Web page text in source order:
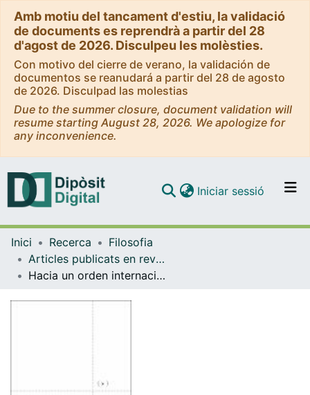
Amb motiu del tancament d'estiu, la validació
de documents es reprendrà a partir del 28
d'agost de 2026. Disculpeu les molèsties.
Con motivo del cierre de verano, la validación de
documentos se reanudará a partir del 28 de agosto
de 2026. Disculpad las molestias
Due to the summer closure, document validation will
resume starting August 28, 2026. We apologize for
any inconvenience.
Navega per tot el DD
Com publicar
Iniciar sessió (current)
Inici Recerca
Filosofia
Articles publicats en revistes (Filosofia)
Hacia un orden internacional justo. La crítica de Thomas Pogge al derecho de gentes de John Rawls